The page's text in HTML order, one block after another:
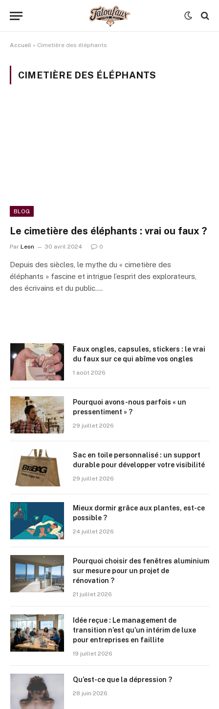
Accueil » Cimetière des éléphants
CIMETIÈRE DES ÉLÉPHANTS
BLOG
Le cimetière des éléphants : vrai ou faux ?
Par Leon 30 avril 2024 0
Depuis des siècles, le mythe du « cimetière des
éléphants » fascine et intrigue l’esprit des explorateurs,
des écrivains et du public.…
Faux ongles, capsules, stickers : le vrai
du faux sur ce qui abîme vos ongles
1 août 2026
Pourquoi avons-nous parfois « un
pressentiment » ?
29 juillet 2026
Sac en toile personnalisé : un support
durable pour développer votre visibilité
29 juillet 2026
Mieux dormir grâce aux plantes, est-ce
possible ?
24 juillet 2026
Pourquoi choisir des fenêtres aluminium
sur mesure pour un projet de
rénovation ?
21 juillet 2026
Idée reçue : Le management de
transition n’est qu’un intérim de luxe
pour entreprises en faillite
19 juillet 2026
Qu’est-ce que la dépression ?
28 juin 2026